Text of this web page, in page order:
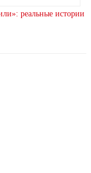
реальные истории